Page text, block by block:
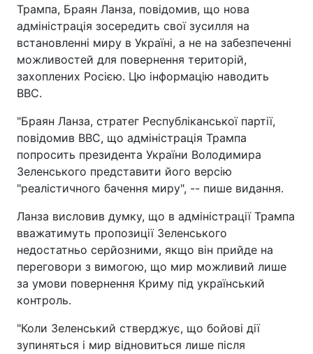
Трампа, Браян Ланза, повідомив, що нова
адміністрація зосередить свої зусилля на
встановленні миру в Україні, а не на забезпеченні
можливостей для повернення територій,
захоплених Росією. Цю інформацію наводить
BBC.
"Браян Ланза, стратег Республіканської партії,
повідомив ВВС, що адміністрація Трампа
попросить президента України Володимира
Зеленського представити його версію
"реалістичного бачення миру", -- пише видання.
Ланза висловив думку, що в адміністрації Трампа
вважатимуть пропозиції Зеленського
недостатньо серйозними, якщо він прийде на
переговори з вимогою, що мир можливий лише
за умови повернення Криму під український
контроль.
"Коли Зеленський стверджує, що бойові дії
зупиняться і мир відновиться лише після